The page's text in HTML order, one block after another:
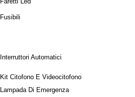
Fusibili
Interruttori Automatici
Kit Citofono E Videocitofono
Lampada Di Emergenza